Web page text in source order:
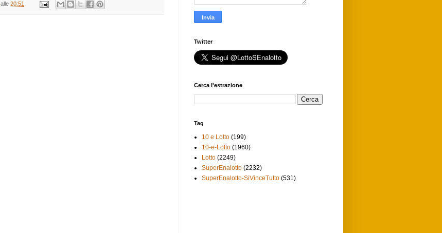
alle 20:51
Twitter
Cerca l'estrazione
Tag
10 e Lotto (199)
10-e-Lotto (1960)
Lotto (2249)
SuperEnalotto (2232)
SuperEnalotto-SiVinceTutto (531)